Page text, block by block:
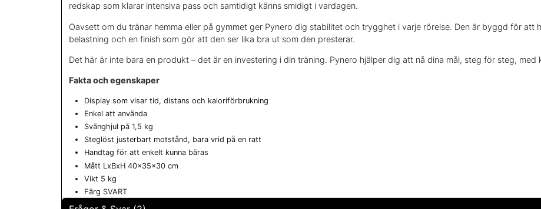
redskap som klarar intensiva pass och samtidigt känns smidigt i vardagen.
Oavsett om du tränar hemma eller på gymmet ger Pynero dig stabilitet och trygghet i varje rörelse. Den är byggd för att
belastning och en finish som gör att den ser lika bra ut som den presterar.
Det här är inte bara en produkt – det är en investering i din träning. Pynero hjälper dig att nå dina mål, steg för steg,
Fakta och egenskaper
Display som visar tid, distans och kaloriförbrukning
Enkel att använda
Svänghjul på 1,5 kg
Steglöst justerbart motstånd, bara vrid på en ratt
Handtag för att enkelt kunna bäras
Mått LxBxH 40x35x30 cm
Vikt 5 kg
Färg SVART